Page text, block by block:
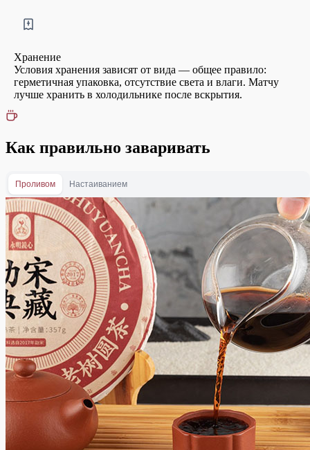
Хранение
Условия хранения зависят от вида — общее правило:
герметичная упаковка, отсутствие света и влаги. Матчу
лучше хранить в холодильнике после вскрытия.
Как правильно заваривать
Проливом Настаиванием